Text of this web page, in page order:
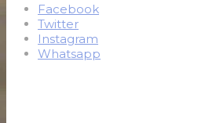
Facebook
Twitter
Instagram
Whatsapp